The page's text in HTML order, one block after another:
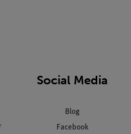
Social Media
Blog
Facebook